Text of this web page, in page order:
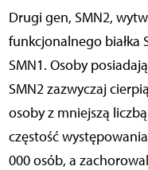
Drugi gen, SMN2,
funkcjonalnego białka
SMN1. Osoby
SMN2 zazwyczaj
osoby z mniejszą
częstość
000 osób, a